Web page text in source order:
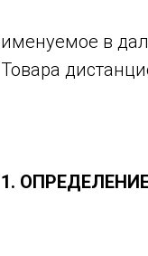
именуемое в
Товара
1.